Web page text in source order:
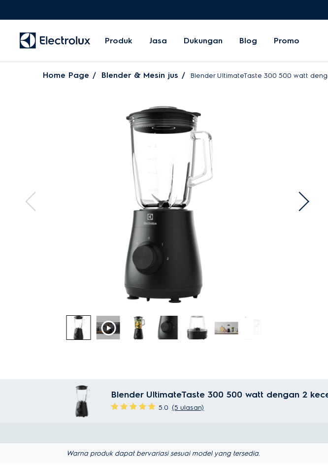
Produk Jasa Dukungan Blog Promo
Home Page Blender & Mesin jus Blender UltimateTaste 300 500 watt
Blender UltimateTaste 300 500 watt dengan 2
5.0 (5 ulasan)
Warna produk dapat bervariasi sesuai model yang tersedia.